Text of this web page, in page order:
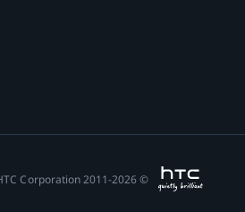
© 2011-2026 HTC Corporation